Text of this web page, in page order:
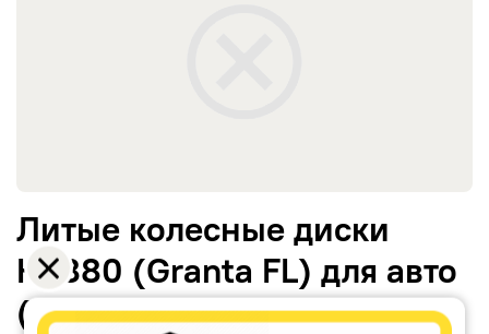
Литые колесные диски
КС880 (Granta FL) для авто
(литьё)